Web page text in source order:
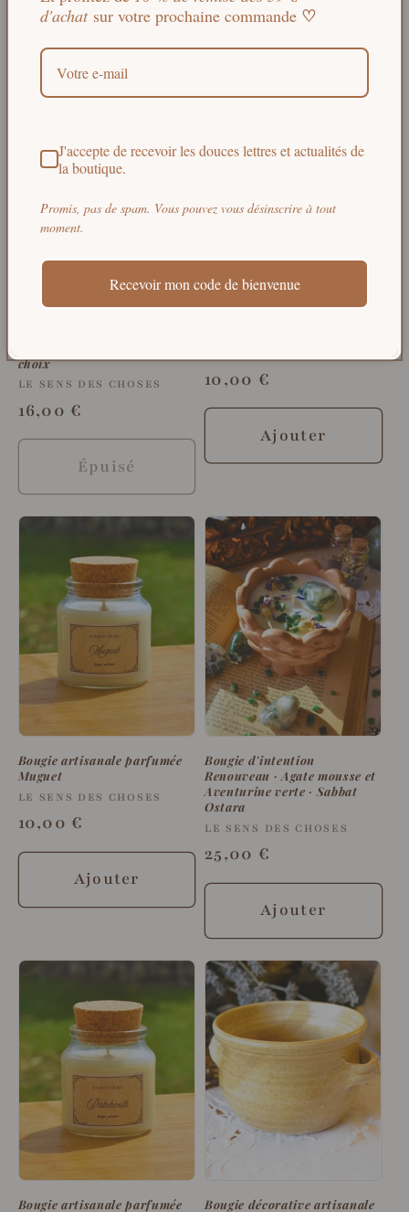
Ajouter Ajouter
Épuisé
choix
Fournisseur :
LE SENS DES CHOSES
Prix
habituel
16,00 €
Épuisé
Fournisseur :
Prix
habituel
10,00 €
Ajouter
Bougie artisanale parfumée
Muguet
Fournisseur :
LE SENS DES CHOSES
Prix
habituel
10,00 €
Ajouter
Bougie d'intention
Renouveau · Agate mousse et
Aventurine verte · Sabbat
Ostara
Fournisseur :
LE SENS DES CHOSES
Prix
habituel
25,00 €
Ajouter
Bougie artisanale parfumée
Bougie décorative artisanale
d'achat sur votre prochaine commande ♡
J'accepte de recevoir les douces lettres et actualités de
la boutique.
Promis, pas de spam. Vous pouvez vous désinscrire à tout
moment.
Recevoir mon code de bienvenue